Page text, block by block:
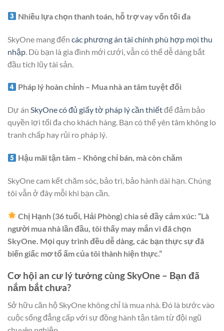
Nhiều lựa chọn thanh toán, hỗ trợ vay vốn tối đa
SkyOne mang đến các phương án tài chính phù hợp mọi thu
nhập . Dù bạn là gia đình mới cưới, vẫn có thể dễ dàng bắt
đầu tích lũy tài sản.
Pháp lý hoàn chỉnh – Mua nhà an tâm tuyệt đối
Dự án SkyOne có đủ giấy tờ pháp lý cần thiếtđể đảm bảo
quyền lợi tối đa cho khách hàng. Bạn có thể yên tâm không lo
tranh chấp hay rủi ro pháp lý.
Hậu mãi tận tâm – Không chỉ bán, mà còn chăm
SkyOne cam kết chăm sóc, bảo trì, bảo hành dài hạn. Chúng
tôi vẫn ở đây mỗi khi bạn cần.
Chị Hạnh (36 tuổi, Hải Phòng) chia sẻ đầy cảm xúc: “Là
người mua nhà lần đầu, tôi thấy may mắn vì đã chọn
SkyOne. Mọi quy trình đều dễ dàng, các bạn thực sự đã
biến giấc mơ tổ ấm của tôi thành hiện thực.”
Cơ hội an cư lý tưởng cùng SkyOne – Bạn đã
nắm bắt chưa?
Sở hữu căn hộ SkyOne không chỉ là mua nhà. Đó là bước vào
cuộc sống đẳng cấp với sự đồng hành tận tâm từ đội ngũ